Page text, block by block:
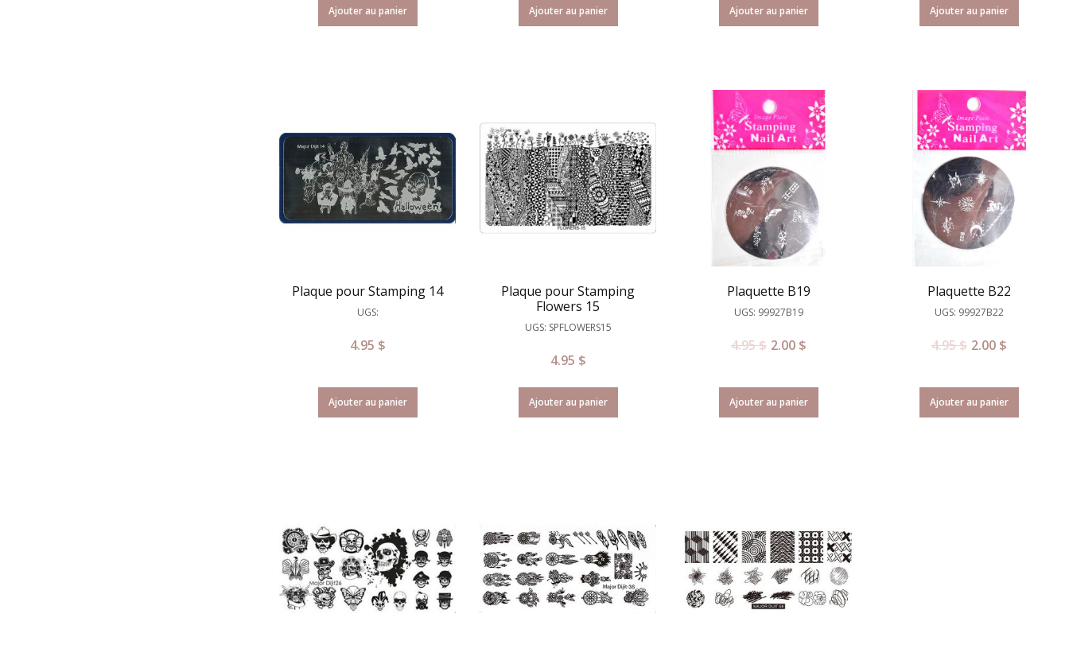
Ajouter au panier Ajouter au panier Ajouter au panier Ajouter au panier
Plaque pour Stamping 14
UGS:
4.95 $
Ajouter au panier
Plaque pour Stamping
Flowers 15
UGS: SPFLOWERS15
4.95 $
Ajouter au panier
Plaquette B19
UGS: 99927B19
4.95$ 2.00 $
Ajouter au panier
Plaquette B22
UGS: 99927B22
4.95$ 2.00 $
Ajouter au panier